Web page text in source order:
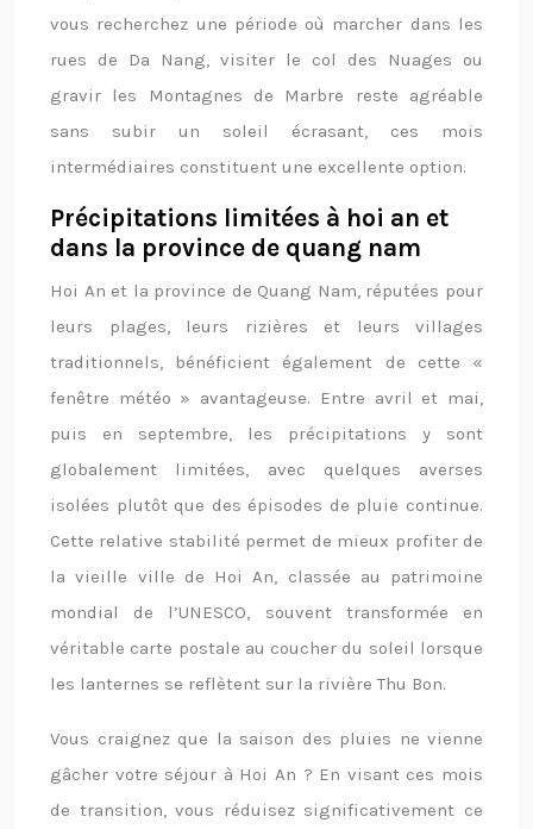
vous recherchez une période où marcher dans les
rues de Da Nang, visiter le col des Nuages ou
gravir les Montagnes de Marbre reste agréable
sans subir un soleil écrasant, ces mois
intermédiaires constituent une excellente option.
Précipitations limitées à hoi an et
dans la province de quang nam
Hoi An et la province de Quang Nam, réputées pour
leurs plages, leurs rizières et leurs villages
traditionnels, bénéficient également de cette «
fenêtre météo » avantageuse. Entre avril et mai,
puis en septembre, les précipitations y sont
globalement limitées, avec quelques averses
isolées plutôt que des épisodes de pluie continue.
Cette relative stabilité permet de mieux profiter de
la vieille ville de Hoi An, classée au patrimoine
mondial de l’UNESCO, souvent transformée en
véritable carte postale au coucher du soleil lorsque
les lanternes se reflètent sur la rivière Thu Bon.
Vous craignez que la saison des pluies ne vienne
gâcher votre séjour à Hoi An ? En visant ces mois
de transition, vous réduisez significativement ce